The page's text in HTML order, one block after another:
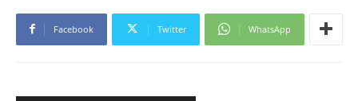
Facebook Twitter WhatsApp